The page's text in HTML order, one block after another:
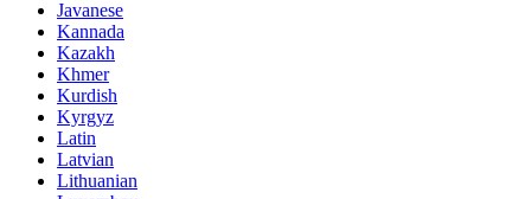
Javanese
Kannada
Kazakh
Khmer
Kurdish
Kyrgyz
Latin
Latvian
Lithuanian